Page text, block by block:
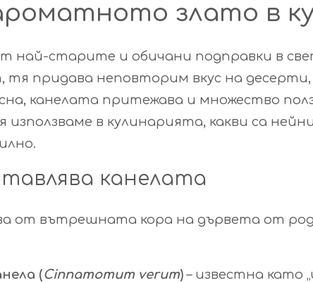
злато в
най-старите и обичани подправки в
придава неповторим вкус на
канелата притежава и множество
използваме в кулинарията, какви са
канелата
от вътрешната кора на дървета от
(Cinnamomum verum) – известна като